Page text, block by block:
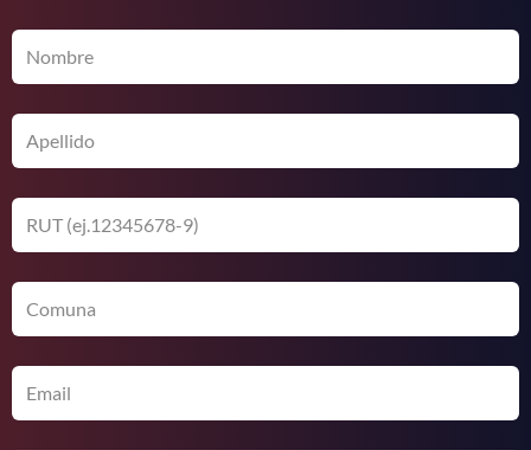
Nombre
Apellido
RUT
(ej.12345678-
Comuna
Email